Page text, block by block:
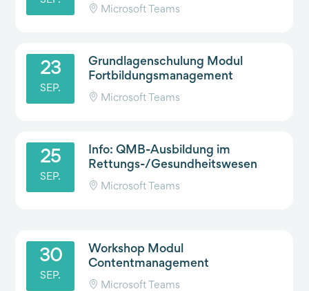
Microsoft Teams
23
SEP.
Grundlagenschulung Modul
Fortbildungsmanagement
Microsoft Teams
25
SEP.
Info: QMB-Ausbildung im
Rettungs-/Gesundheitswesen
Microsoft Teams
30
SEP.
Workshop Modul
Contentmanagement
Microsoft Teams